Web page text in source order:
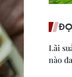
Lãi
nào